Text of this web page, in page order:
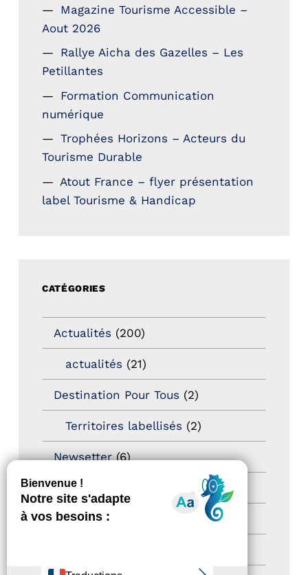
Magazine Tourisme Accessible –
Aout 2026
Rallye Aicha des Gazelles – Les
Petillantes
Formation Communication
numérique
Trophées Horizons – Acteurs du
Tourisme Durable
Atout France – flyer présentation
label Tourisme & Handicap
CATÉGORIES
Actualités (200)
actualités (21)
Destination Pour Tous (2)
Territoires labellisés (2)
Newsetter(6)
Newsletter pro
Nos Actions